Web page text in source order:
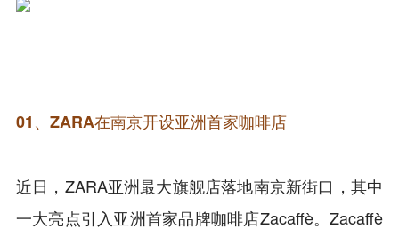
01、 ZARA在南京开设亚洲首家咖啡店
近日，ZARA亚洲最大旗舰店落地南京新街口，其中
一大亮点引入亚洲首家品牌咖啡店Zacaffè。Zacaffè